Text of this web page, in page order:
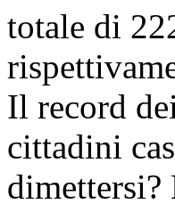
totale di
Il record
cittadini
dimettersi?